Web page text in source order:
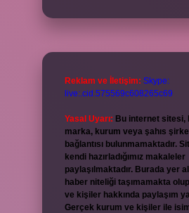
Reklam ve İletişim: Skype:
live:.cid.575569c608265c69
Yasal Uyarı: Bu internet sitesi,
marka, kurum veya şahıs
bağlantısı bulunmamaktadır.
kendi hazırladığımız makaleler
paylaşılmaktadır. Burada yer
haber niteliği taşımamakta
ve kişiler hakkında paylaşım
Gerçek kurum ve kişiler ile